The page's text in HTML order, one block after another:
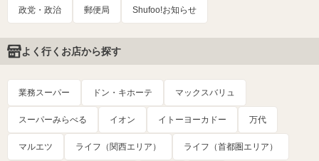
政党・政治 郵便局 Shufoo!お知らせ
よく行くお店から探す
業務スーパー ドン・キホーテ マックスバリュ
スーパーみらべる イオン イトーヨーカドー 万代
マルエツ ライフ（関西エリア） ライフ（首都圏エリア）